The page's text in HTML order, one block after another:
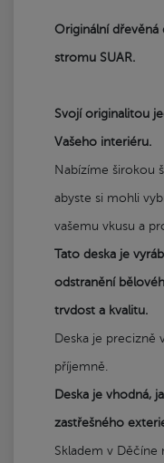
Originální dřevěná
stromu SUAR.
Svojí originalitou
Vašeho interiéru.
Nabízíme širokou
abyste si mohli
vašemu vkusu a
Tato deska je
odstranění
trvdost a kvalitu.
Deska je precizně
příjemně.
Deska je vhodná,
zastřešného
Skladem v Děčíne